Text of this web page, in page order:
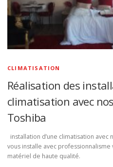
CLIMATISATION
Réalisation des
climatisation avec
Toshiba
installation d’une climatisation avec
vous installe avec
matériel de haute qualité.